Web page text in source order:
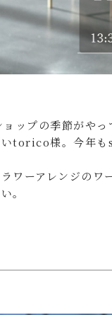
ップの季節がやっ
いtorico様。今年
ワーアレンジのワ
。